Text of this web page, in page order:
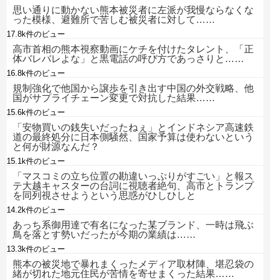
思い通りに動かない熊本被災者に左派が我慢ならなくな
った模様、避難所で苦しむ被災者に対して……
17.8k件のビュー
高市首相の熊本視察動画にケチを付けたタレント、「正
体バレバレよな」と黒電話の呼び方であっさりと……
16.8k件のビュー
規制強化で他国から譲歩を引き出す中国の外交戦略、他
国がサプライチェーン変更で対抗した結果……
15.6k件のビュー
「安物買いの銭失いだったねぇ」とインドネシア高速鉄
道の最終処分に日本側騒然、国家予算は使わないという
と何が財源なんだ？
15.1k件のビュー
「マスコミの立ち位置の勘違いっぷりがすごい」と報ス
テ大越キャスターの台詞に視聴者絶句、高市とトランプ
を同列視させようという思惑がひしひしと
14.2k件のビュー
あっち系御用達で有名になった某ブランド、一時は飛ぶ
鳥を落とす勢いだったが今期の業績は……
13.3k件のビュー
熊本の被災地で暴れまくったメディア取材陣、堪忍袋の
緒が切れた地元住民が苦情を寄せまくった結果……